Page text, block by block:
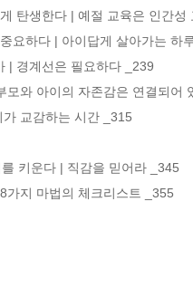
탄생한다 | 예절 교육은 인간성
요하다 | 아이답게 살아가는 하
| 경계선은 필요하다 _239
모와 아이의 자존감은 연결되어
교감하는 시간 _315
키운다 | 직감을 믿어라 _345
가지 마법의 체크리스트 _355